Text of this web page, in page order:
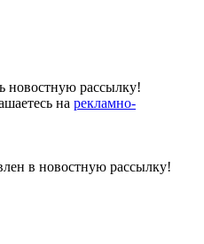
новостную рассылку!
на рекламно-
в новостную рассылку!